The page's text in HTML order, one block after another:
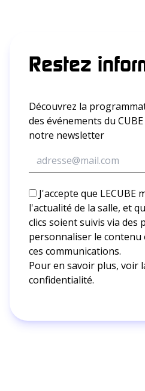
Restez
Découvrez la
des événements du
notre newsletter
J'accepte que LECUBE
l'actualité de la salle, et
clics soient suivis via des
personnaliser le contenu
ces communications.
Pour en savoir plus, voir
confidentialité.